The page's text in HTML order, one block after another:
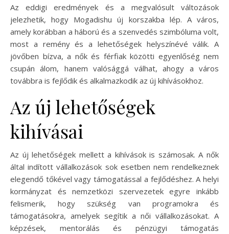
Az eddigi eredmények és a megvalósult változások
jelezhetik, hogy Mogadishu új korszakba lép. A város,
amely korábban a háború és a szenvedés szimbóluma volt,
most a remény és a lehetőségek helyszínévé válik. A
jövőben bízva, a nők és férfiak közötti egyenlőség nem
csupán álom, hanem valósággá válhat, ahogy a város
továbbra is fejlődik és alkalmazkodik az új kihívásokhoz.
Az új lehetőségek
kihívásai
Az új lehetőségek mellett a kihívások is számosak. A nők
által indított vállalkozások sok esetben nem rendelkeznek
elegendő tőkével vagy támogatással a fejlődéshez. A helyi
kormányzat és nemzetközi szervezetek egyre inkább
felismerik, hogy szükség van programokra és
támogatásokra, amelyek segítik a női vállalkozásokat. A
képzések, mentorálás és pénzügyi támogatás